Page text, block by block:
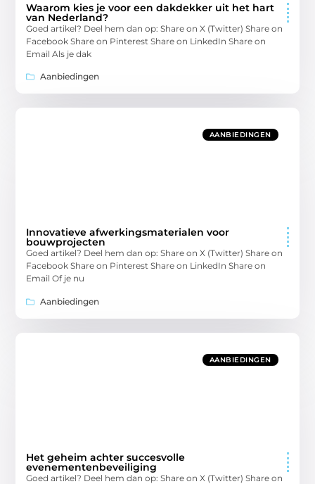
Waarom kies je voor een dakdekker uit het hart
van Nederland?
Goed artikel? Deel hem dan op: Share on X (Twitter) Share on
Facebook Share on Pinterest Share on LinkedIn Share on
Email Als je dak
Aanbiedingen
AANBIEDINGEN
Innovatieve afwerkingsmaterialen voor
bouwprojecten
Goed artikel? Deel hem dan op: Share on X (Twitter) Share on
Facebook Share on Pinterest Share on LinkedIn Share on
Email Of je nu
Aanbiedingen
AANBIEDINGEN
Het geheim achter succesvolle
evenementenbeveiliging
Goed artikel? Deel hem dan op: Share on X (Twitter) Share on